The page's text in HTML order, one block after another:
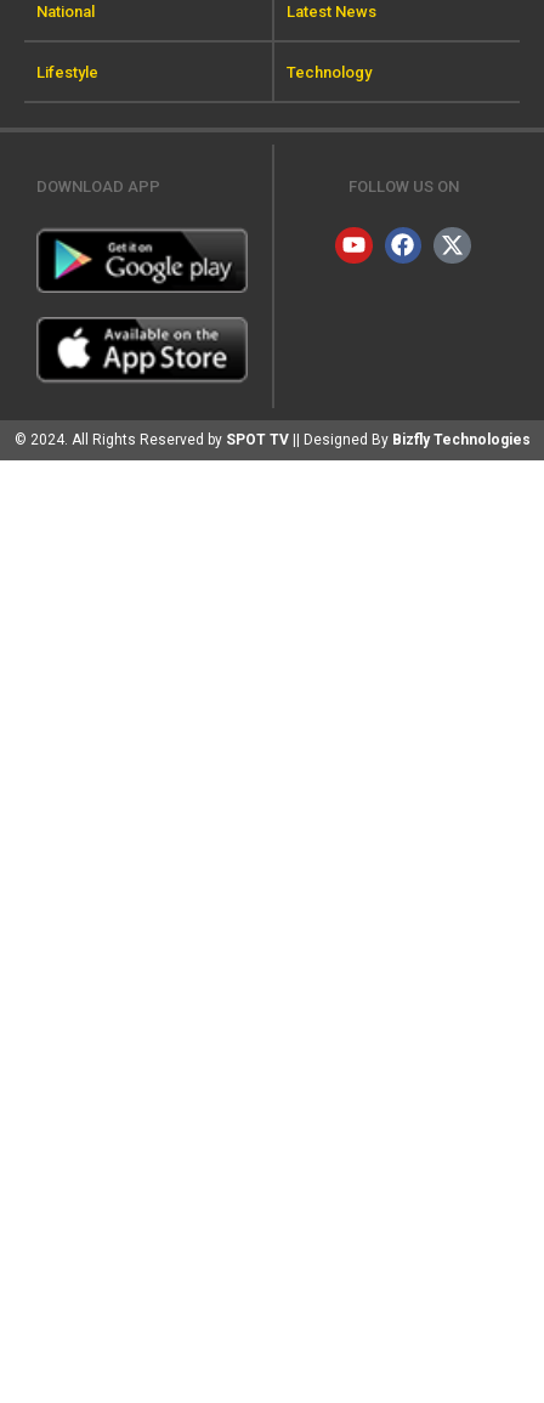
National Latest News
Lifestyle Technology
DOWNLOAD APP FOLLOW US ON
© 2024. All Rights Reserved by SPOT TV || Designed By Bizfly Technologies